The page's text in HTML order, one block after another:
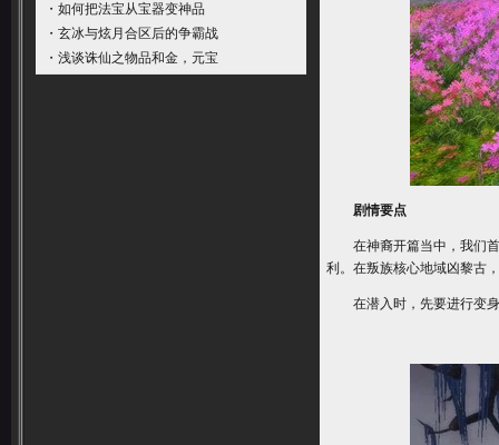
・如何把法宝从宝器变神品
・玄冰与炫月合区后的争霸战
・浅谈诛仙之物品和金，元宝
剧情要点
在神裔开篇当中，我们首
利。在叛族核心地域凶黎古
在潜入时，先要进行变